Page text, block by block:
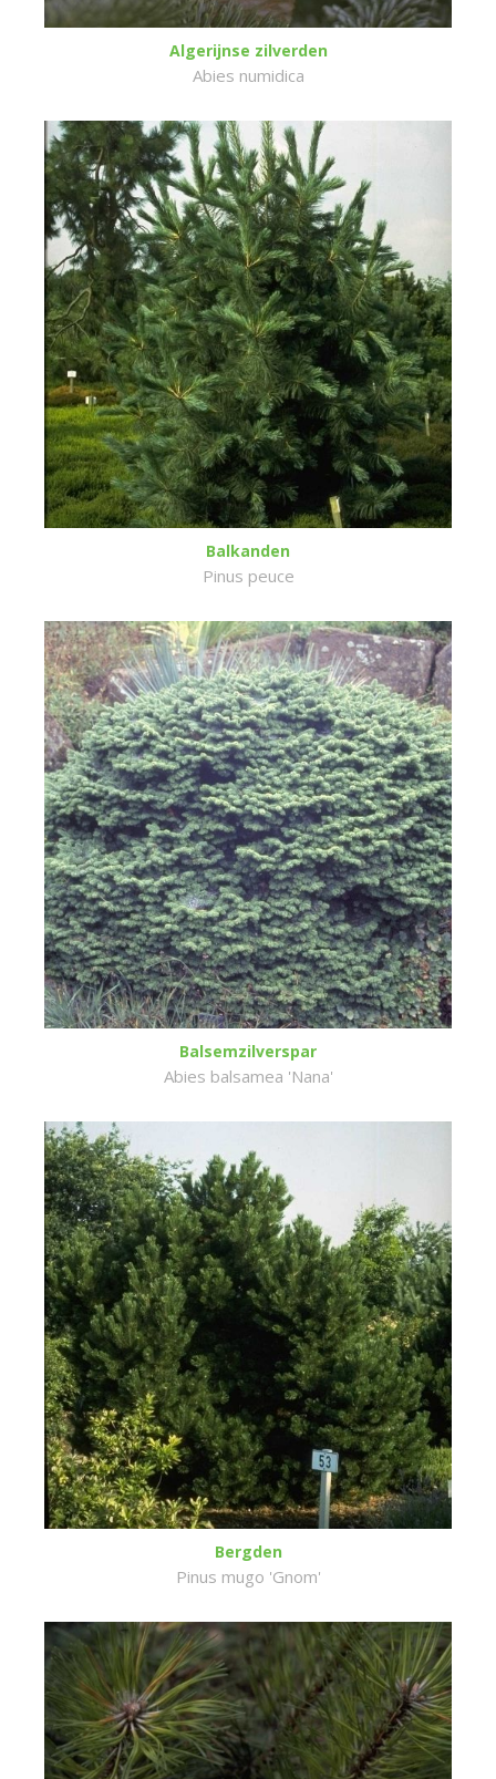
Algerijnse zilverden
Abies numidica
Balkanden
Pinus peuce
Balsemzilverspar
Abies balsamea 'Nana'
Bergden
Pinus mugo 'Gnom'